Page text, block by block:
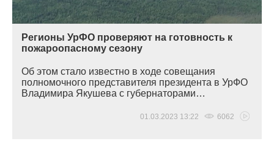
Регионы УрФО проверяют на готовность к
пожароопасному сезону
Об этом стало известно в ходе совещания
полномочного представителя президента в УрФО
Владимира Якушева с губернаторами…
01.03.2023 13:22 6062